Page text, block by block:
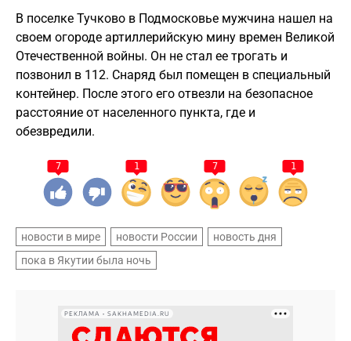
В поселке Тучково в Подмосковье мужчина нашел на
своем огороде артиллерийскую мину времен Великой
Отечественной войны. Он не стал ее трогать и
позвонил в 112. Снаряд был помещен в специальный
контейнер. После этого его отвезли на безопасное
расстояние от населенного пункта, где и
обезвредили.
7 1 7 1
новости в мире новости России
новость дня
пока в Якутии была ночь
РЕКЛАМА • SAKHAMEDIA.RU